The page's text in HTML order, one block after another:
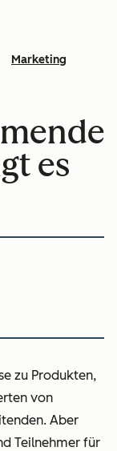
Marketing
es
zu Produkten,
von
Aber
Teilnehmer für